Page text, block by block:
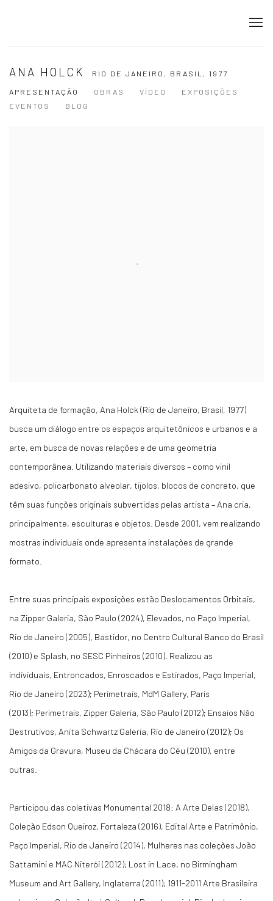
ANA HOLCK RIO DE JANEIRO, BRASIL,1977
APRESENTAÇÃO
OBRAS VÍDEO
EXPOSIÇÕES
EVENTOS
BLOG
Arquiteta de formação, Ana Holck (Rio de Janeiro, Brasil, 1977)
busca um diálogo entre os espaços arquitetônicos e urbanos e a
arte, em busca de novas relações e de uma geometria
contemporânea. Utilizando materiais diversos – como vinil
adesivo, policarbonato alveolar, tijolos, blocos de concreto, que
têm suas funções originais subvertidas pelas artista – Ana cria,
principalmente, esculturas e objetos. Desde 2001, vem realizando
mostras individuais onde apresenta instalações de grande
formato.
Entre suas principais exposições estão Deslocamentos Orbitais,
na Zipper Galeria, São Paulo (2024), Elevados, no Paço Imperial,
Rio de Janeiro (2005), Bastidor, no Centro Cultural Banco do Brasil
(2010) e Splash, no SESC Pinheiros (2010). Realizou as
individuais, Entroncados, Enroscados e Estirados, Paço Imperial,
Rio de Janeiro (2023); Perimetrais, MdM Gallery, Paris
(2013); Perimetrais, Zipper Galeria, São Paulo (2012); Ensaios Não
Destrutivos, Anita Schwartz Galeria, Rio de Janeiro (2012); Os
Amigos da Gravura, Museu da Chácara do Céu (2010), entre
outras.
Participou das coletivas Monumental 2018: A Arte Delas (2018),
Coleção Edson Queiroz, Fortaleza (2016), Edital Arte e Patrimônio,
Paço Imperial, Rio de Janeiro (2014), Mulheres nas coleções João
Sattamini e MAC Niterói (2012); Lost in Lace, no Birmingham
Museum and Art Gallery, Inglaterra (2011); 1911-2011 Arte Brasileira